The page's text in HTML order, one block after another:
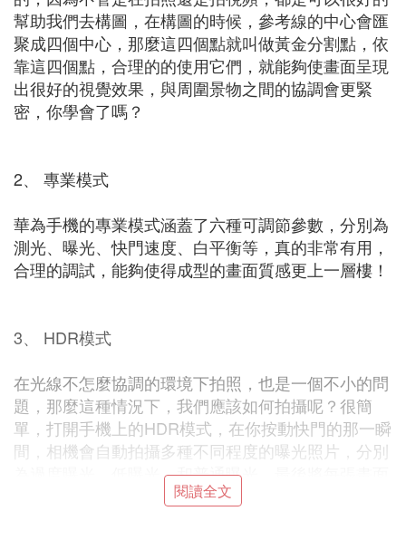
幫助我們去構圖，在構圖的時候，參考線的中心會匯
聚成四個中心，那麼這四個點就叫做黃金分割點，依
靠這四個點，合理的的使用它們，就能夠使畫面呈現
出很好的視覺效果，與周圍景物之間的協調會更緊
密，你學會了嗎？
2、 專業模式
華為手機的專業模式涵蓋了六種可調節參數，分別為
測光、曝光、快門速度、白平衡等，真的非常有用，
合理的調試，能夠使得成型的畫面質感更上一層樓！
3、 HDR模式
在光線不怎麼協調的環境下拍照，也是一個不小的問
題，那麼這種情況下，我們應該如何拍攝呢？很簡
單，打開手機上的HDR模式，在你按動快門的那一瞬
間，相機會自動拍攝多種不同程度的曝光照片，分別
為過度曝光、低曝光、和普通曝光，最後將每張畫面
的優質之處合成為最後的成片， 不得不說是一個非
閱讀全文